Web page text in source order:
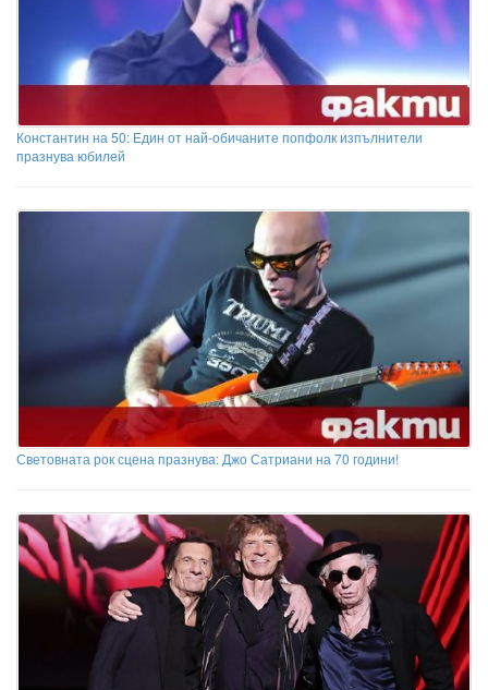
Константин на 50: Един от най-обичаните попфолк изпълнители
празнува юбилей
Световната рок сцена празнува: Джо Сатриани на 70 години!